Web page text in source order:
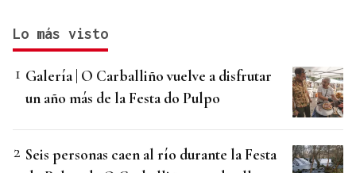
Lo más visto
Galería | O Carballiño vuelve a disfrutar
un año más de la Festa do Pulpo
Seis personas caen al río durante la Festa